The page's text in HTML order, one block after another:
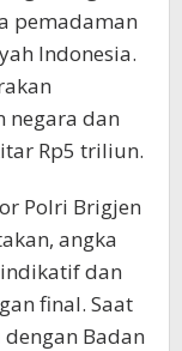
pemadaman
Indonesia.
negara dan
Rp5 triliun.
Polri Brigjen
angka
dan
final. Saat
Badan